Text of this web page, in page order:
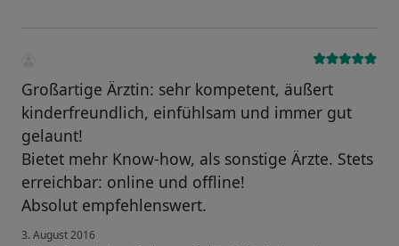
Großartige Ärztin: sehr kompetent, äußert
kinderfreundlich, einfühlsam und immer gut
gelaunt!
Bietet mehr Know-how, als sonstige Ärzte. Stets
erreichbar: online und offline!
Absolut empfehlenswert.
3. August 2016